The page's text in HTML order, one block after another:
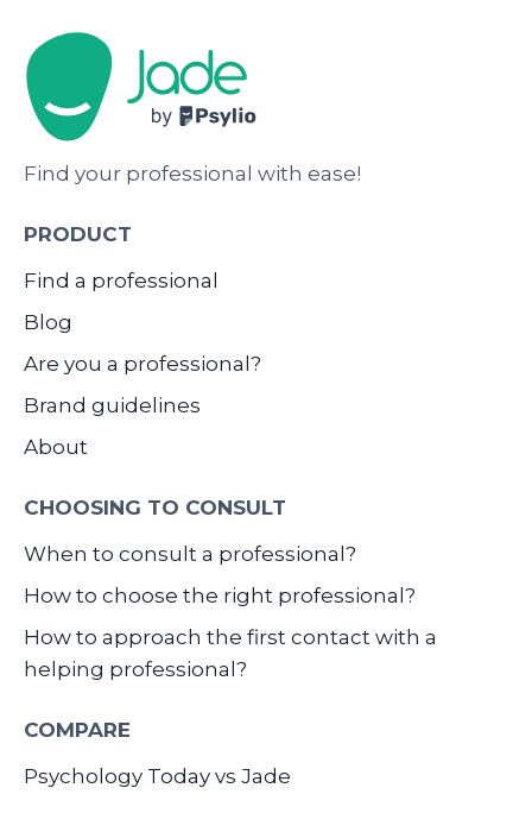
Find your professional with ease!
PRODUCT
Find a professional
Blog
Are you a professional?
Brand guidelines
About
CHOOSING TO CONSULT
When to consult a professional?
How to choose the right professional?
How to approach the first contact with a
helping professional?
COMPARE
Psychology Today vs Jade